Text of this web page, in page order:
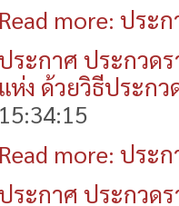
Read more: ประ
ระกาศ ประกวด
แห่ง ด้วยวิธีประก
15:34:15
Read more: ประ
ระกาศ ประกวด